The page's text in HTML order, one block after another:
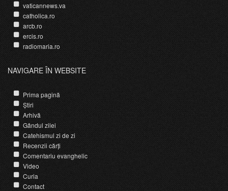
vaticannews.va
catholica.ro
arcb.ro
ercis.ro
radiomaria.ro
NAVIGARE ÎN WEBSITE
Prima pagină
Știri
Arhivă
Gândul zilei
Catehismul zi de zi
Recenzii cărți
Comentariu evanghelic
Video
Curia
Contact